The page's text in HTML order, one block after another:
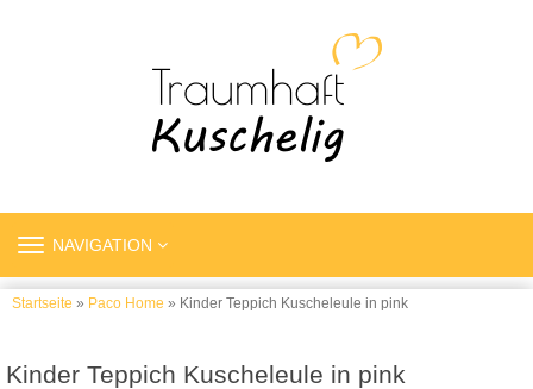
TOGGLE
NAVIGATION
Startseite » Paco Home » Kinder Teppich Kuscheleule in pink
Kinder Teppich Kuscheleule in pink